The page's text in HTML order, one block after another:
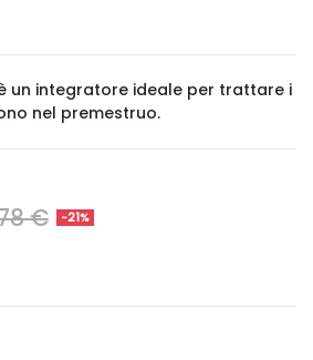
un integratore ideale per trattare i
nel premestruo.
€ -21%